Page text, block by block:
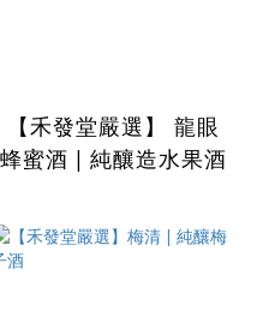
【禾發堂嚴選】 龍眼
蜂蜜酒 | 純釀造水果酒